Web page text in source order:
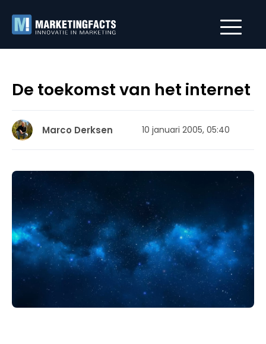
De toekomst van het internet
Marco Derksen 10 januari 2005, 05:40